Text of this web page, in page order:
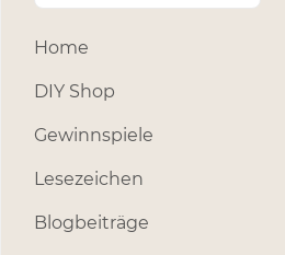
Home
DIY Shop
Gewinnspiele
Lesezeichen
Blogbeiträge